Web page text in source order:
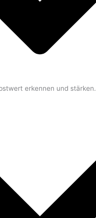
erkennen und stärken.